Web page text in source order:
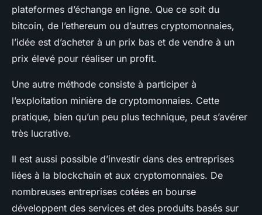
plateformes d’échange en ligne. Que ce soit du
bitcoin, de l’ethereum ou d’autres cryptomonnaies,
l’idée est d’acheter à un prix bas et de vendre à un
prix élevé pour réaliser un profit.
Une autre méthode consiste à participer à
l’exploitation minière de cryptomonnaies. Cette
pratique, bien qu’un peu plus technique, peut s’avérer
très lucrative.
Il est aussi possible d’investir dans des entreprises
liées à la blockchain et aux cryptomonnaies. De
nombreuses entreprises cotées en bourse
développent des services et des produits basés sur